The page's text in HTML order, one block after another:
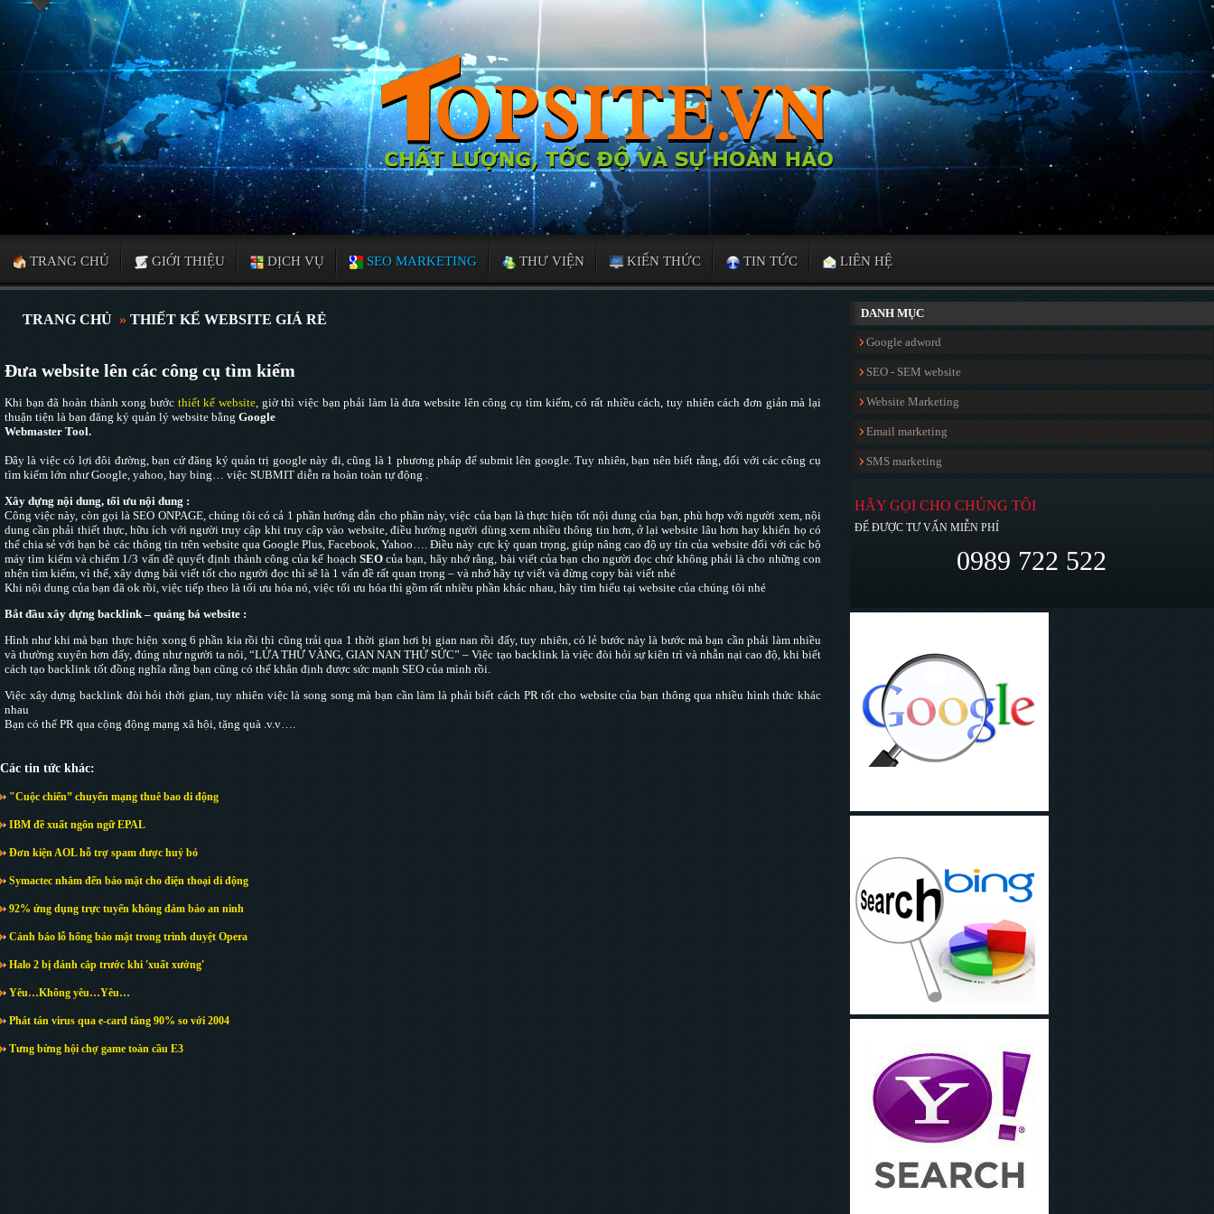
TRANG CHỦ GIỚI THIỆU DỊCH VỤ SEO MARKETING THƯ VIỆN KIẾN THỨC TIN TỨC LIÊN HỆ
TRANG CHỦ » THIẾT KẾ WEBSITE GIÁ RẺ
Đưa website lên các công cụ tìm kiếm
Khi bạn đã hoàn thành xong bước thiết kế website, giờ thì việc bạn phải làm là đưa website lên công cụ tìm kiếm, có rất nhiều cách, tuy nhiên cách đơn giản mà lại
thuận tiện là bạn đăng ký quản lý website bằng Google
Webmaster Tool.
Đây là việc có lợi đôi đường, bạn cứ đăng ký quản trị google này đi, cũng là 1 phương pháp để submit lên google. Tuy nhiên, bạn nên biết rằng, đối với các công cụ
tìm kiểm lớn như Google, yahoo, hay bing… việc SUBMIT diễn ra hoàn toàn tự động .
Xây dựng nội dung, tối ưu nội dung :
Công việc này, còn gọi là SEO ONPAGE, chúng tôi có cả 1 phần hướng dẫn cho phần này, việc của bạn là thực hiện tốt nội dung của bạn, phù hợp với người xem, nội
dung cần phải thiết thực, hữu ích với người truy cập khi truy cập vào website, điều hướng người dùng xem nhiều thông tin hơn, ở lại website lâu hơn hay khiến họ có
thể chia sẻ với bạn bè các thông tin trên website qua Google Plus, Facebook, Yahoo…. Điều này cực kỳ quan trọng, giúp nâng cao độ uy tín của website đối với các bộ
máy tìm kiếm và chiếm 1/3 vấn đề quyết định thành công của kế hoạch SEOcủa bạn, hãy nhớ rằng, bài viết của bạn cho người đọc chứ không phải là cho những con
nhện tìm kiếm, vì thế, xây dựng bài viết tốt cho người đọc thì sẽ là 1 vấn đề rất quan trọng – và nhớ hãy tự viết và đừng copy bài viết nhé
Khi nội dung của bạn đã ok rồi, việc tiếp theo là tối ưu hóa nó, việc tối ưu hóa thì gồm rất nhiều phần khác nhau, hãy tìm hiểu tại website của chúng tôi nhé
Bắt đầu xây dựng backlink – quảng bá website :
Hình như khi mà bạn thực hiện xong 6 phần kia rồi thì cũng trải qua 1 thời gian hơi bị gian nan rồi đấy, tuy nhiên, có lẻ bước này là bước mà bạn cần phải làm nhiều
và thường xuyên hơn đấy, đúng như người ta nói, “LỬA THỬ VÀNG, GIAN NAN THỬ SỨC” – Việc tạo backlink là việc đòi hỏi sự kiên trì và nhẫn nại cao độ, khi biết
cách tạo backlink tốt đồng nghĩa rằng bạn cũng có thể khẳn định được sức mạnh SEO của mình rồi.
Việc xây dựng backlink đòi hỏi thời gian, tuy nhiên việc là song song mà bạn cần làm là phải biết cách PR tốt cho website của bạn thông qua nhiều hình thức khác
nhau
Bạn có thể PR qua cộng động mạng xã hội, tặng quà .v.v….
Các tin tức khác:
"Cuộc chiến” chuyển mạng thuê bao di động
IBM đề xuất ngôn ngữ EPAL
Đơn kiện AOL hỗ trợ spam được huỷ bỏ
Symactec nhắm đến bảo mật cho điện thoại di động
92% ứng dụng trực tuyến không đảm bảo an ninh
Cảnh báo lỗ hổng bảo mật trong trình duyệt Opera
Halo 2 bị đánh cắp trước khi 'xuất xưởng'
Yêu…Không yêu…Yêu…
Phát tán virus qua e-card tăng 90% so với 2004
Tưng bừng hội chợ game toàn cầu E3
DANH MỤC
Google adword
SEO - SEM website
Website Marketing
Email marketing
SMS marketing
HÃY GỌI CHO CHÚNG TÔI
ĐỂ ĐƯỢC TƯ VẤN MIỄN PHÍ
0989 722 522